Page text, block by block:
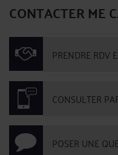
LES MOYENS DE
MARQUE.
ParMurielle-Isabelle CAHEN
Lorsqu'il s'agit de déposer une
individus peu scrupuleux qui
de la renommée et du succès des
mettent en péril les droits de